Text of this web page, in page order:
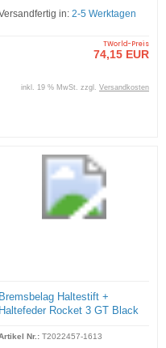
in: 2-5 Werktagen
TWorld-Preis
74,15 EUR
inkl. 19 % MwSt. zzgl. Versandkosten
Bremsbelag Haltestift +
Haltefeder Rocket 3 GT Black
Nr.: T2022457-1613